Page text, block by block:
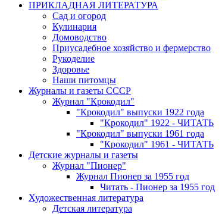
ПРИКЛАДНАЯ ЛИТЕРАТУРА
Сад и огород
Кулинария
Домоводство
Приусадебное хозяйство и фермерство
Рукоделие
Здоровье
Наши питомцы
Журналы и газеты СССР
Журнал "Крокодил"
"Крокодил" выпуски 1922 года
"Крокодил" 1922 - ЧИТАТЬ
"Крокодил" выпуски 1961 года
"Крокодил" 1961 - ЧИТАТЬ
Детские журналы и газеты
Журнал "Пионер"
Журнал Пионер за 1955 год
Читать - Пионер за 1955 год
Художественная литература
Детская литература